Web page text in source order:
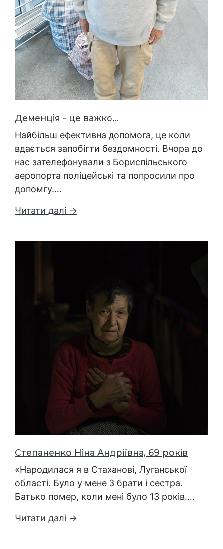
Деменція - це важко...
Найбільш ефективна допомога, це коли
вдається запобігти бездомності. Вчора до
нас зателефонували з Бориспільського
аеропорта поліцейські та попросили про
допомгу….
Читати далі →
Степаненко Ніна Андріївна, 69 років
«Народилася я в Стаханові, Луганської
області. Було у мене 3 брати і сестра.
Батько помер, коли мені було 13 років….
Читати далі →